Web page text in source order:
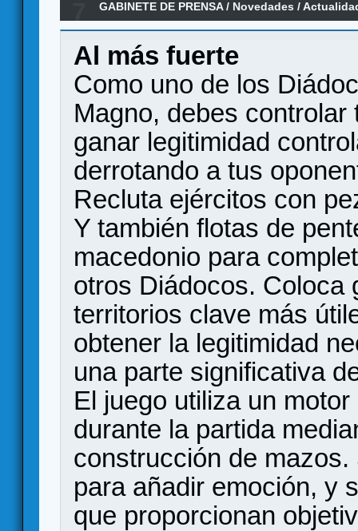
GABINETE DE PRENSA/ Novedades /
Al más fuerte
Como uno de los
Magno, debes
ganar legitimidad
derrotando a tus
Recluta ejércitos con
Y también flotas de
macedonio para
otros Diádocos. Coloca
territorios clave más
obtener la legitimidad
una parte significativa
El juego utiliza un
durante la partida
construcción de
para añadir emoción, y
que proporcionan